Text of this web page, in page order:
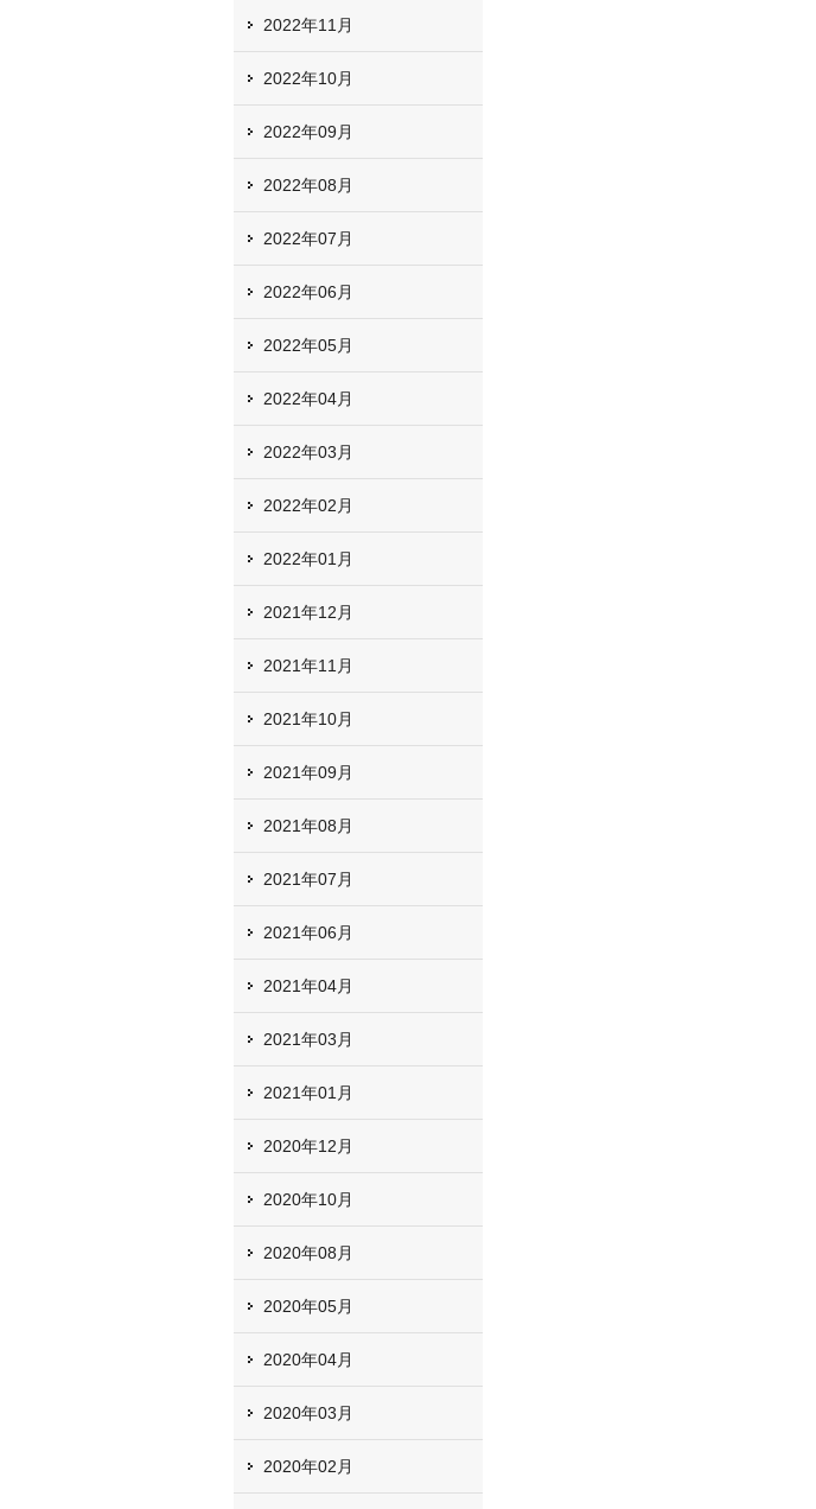
2022年11月
2022年10月
2022年09月
2022年08月
2022年07月
2022年06月
2022年05月
2022年04月
2022年03月
2022年02月
2022年01月
2021年12月
2021年11月
2021年10月
2021年09月
2021年08月
2021年07月
2021年06月
2021年04月
2021年03月
2021年01月
2020年12月
2020年10月
2020年08月
2020年05月
2020年04月
2020年03月
2020年02月